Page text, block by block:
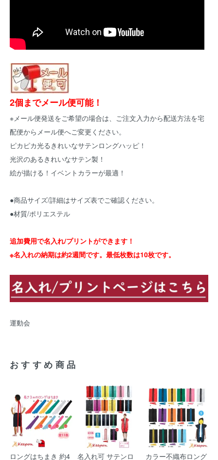
2個までメール便可能！
※メール便発送をご希望の場合は、ご注文入力から配送方法を宅
配便からメール便へご変更ください。
ピカピカ光るきれいなサテンロングハッピ！
光沢のあるきれいなサテン製！
絵が描ける！イベントカラーが最適！
●商品サイズ/詳細はサイズ表でご確認ください。
●材質/ポリエステル
追加費用で名入れ/プリントができます！
※名入れの納期は約2週間です。最低枚数は10枚です。
運動会
おすすめ商品
ロングはちまき 約4
名入れ可 サテンロ
カラー不織布ロング